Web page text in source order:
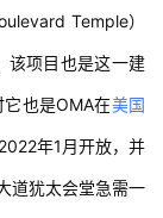
Temple）
该项目也是这一建
也是OMA在美国
年1月开放，并
道犹太会堂急需一